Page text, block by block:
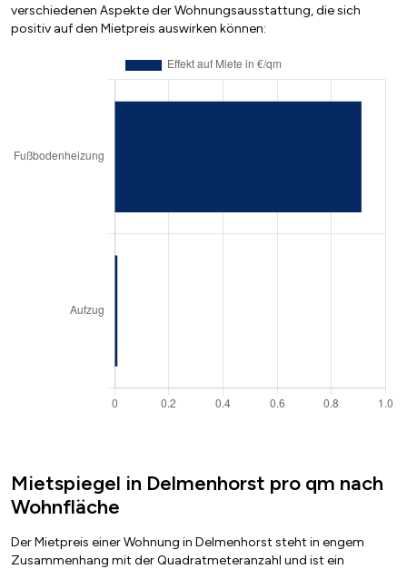
verschiedenen Aspekte der Wohnungsausstattung, die sich
positiv auf den Mietpreis auswirken können:
Mietspiegel in Delmenhorst pro qm nach
Wohnfläche
Der Mietpreis einer Wohnung in Delmenhorst steht in engem
Zusammenhang mit der Quadratmeteranzahl und ist ein